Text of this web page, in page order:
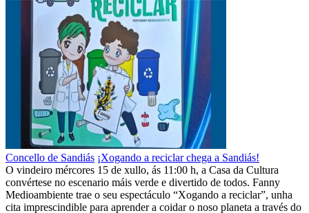
Concello de Sandiás ¡Xogando a reciclar chega a Sandiás!
O vindeiro mércores 15 de xullo, ás 11:00 h, a Casa da Cultura
convértese no escenario máis verde e divertido de todos. Fanny
Medioambiente trae o seu espectáculo “Xogando a reciclar”, unha
cita imprescindible para aprender a coidar o noso planeta a través do